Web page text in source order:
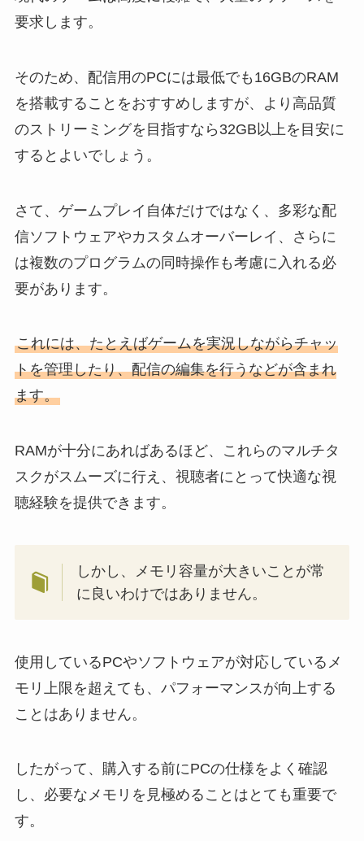
要求します。
そのため、配信用のPCには最低でも16GBのRAM
を搭載することをおすすめしますが、より高品質
のストリーミングを目指すなら32GB以上を目安に
するとよいでしょう。
さて、ゲームプレイ自体だけではなく、多彩な配
信ソフトウェアやカスタムオーバーレイ、さらに
は複数のプログラムの同時操作も考慮に入れる必
要があります。
これには、たとえばゲームを実況しながらチャッ
トを管理したり、配信の編集を行うなどが含まれ
ます。
RAMが十分にあればあるほど、これらのマルチタ
スクがスムーズに行え、視聴者にとって快適な視
聴経験を提供できます。
しかし、メモリ容量が大きいことが常
に良いわけではありません。
使用しているPCやソフトウェアが対応しているメ
モリ上限を超えても、パフォーマンスが向上する
ことはありません。
したがって、購入する前にPCの仕様をよく確認
し、必要なメモリを見極めることはとても重要で
す。